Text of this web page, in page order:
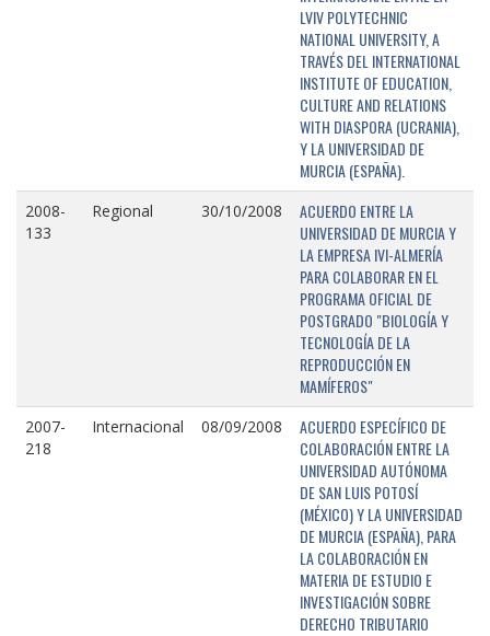
LVIV POLYTECHNIC
NATIONAL UNIVERSITY, A
TRAVÉS DEL INTERNATIONAL
INSTITUTE OF EDUCATION,
CULTURE AND RELATIONS
WITH DIASPORA (UCRANIA),
Y LA UNIVERSIDAD DE
MURCIA (ESPAÑA).
2008-
133
Regional 30/10/2008
ACUERDO ENTRE LA
UNIVERSIDAD DE MURCIA Y
LA EMPRESA IVI-ALMERÍA
PARA COLABORAR EN EL
PROGRAMA OFICIAL DE
POSTGRADO "BIOLOGÍA Y
TECNOLOGÍA DE LA
REPRODUCCIÓN EN
MAMÍFEROS"
2007-
218
Internacional 08/09/2008
ACUERDO ESPECÍFICO DE
COLABORACIÓN ENTRE LA
UNIVERSIDAD AUTÓNOMA
DE SAN LUIS POTOSÍ
(MÉXICO) Y LA UNIVERSIDAD
DE MURCIA (ESPAÑA), PARA
LA COLABORACIÓN EN
MATERIA DE ESTUDIO E
INVESTIGACIÓN SOBRE
DERECHO TRIBUTARIO